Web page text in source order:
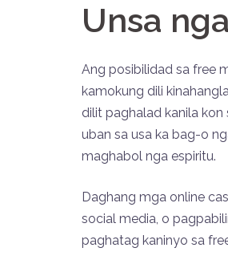
Unsa
Ang posibilidad sa free
kamokung dili
dilit paghalad kanila
uban sa usa ka bag-o
maghabol nga espiritu.
Daghang mga online
social media, o
paghatag kaninyo sa